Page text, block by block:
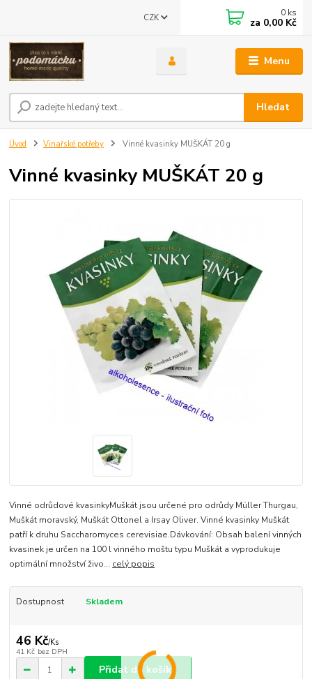
Menu
CZK
Hledat
0 ks
za 0,00 Kč
Úvod Vinařské potřeby Vinné kvasinky MUŠKÁT 20 g
Vinné kvasinky MUŠKÁT 20 g
Vinné odrůdové kvasinkyMuškát jsou určené pro odrůdy Müller Thurgau,
Muškát moravský, Muškát Ottonel a Irsay Oliver. Vinné kvasinky Muškát
patří k druhu Saccharomyces cerevisiae.Dávkování: Obsah balení vinných
kvasinek je určen na 100 l vinného moštu typu Muškát a vyprodukuje
optimální množství živo... celý popis
Dostupnost Skladem
46 Kč/Ks
41 Kč bez DPH
Přidat do košíku